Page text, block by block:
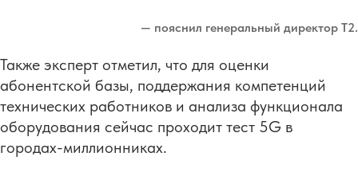
— пояснил генеральный директор Т2.
Также эксперт отметил, что для оценки
абонентской базы, поддержания компетенций
технических работников и анализа функционала
оборудования сейчас проходит тест 5G в
городах-миллионниках.